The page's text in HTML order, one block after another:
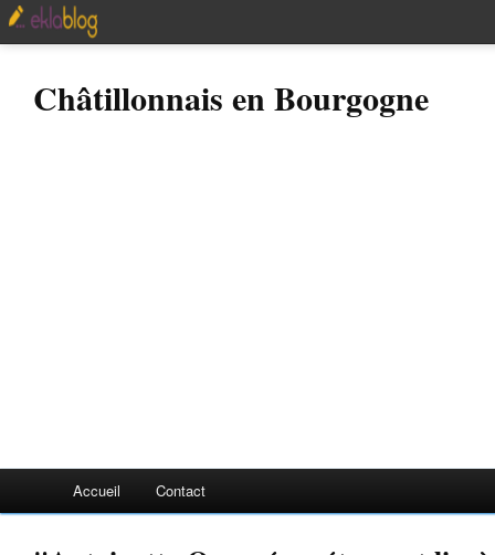
Châtillonnais en Bourgogne
Accueil Contact